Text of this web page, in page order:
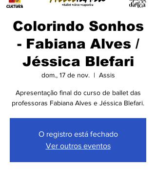
Colorindo Sonhos
- Fabiana Alves /
Jéssica Blefari
dom., 17 de nov.
  |
Assis
Apresentação final do curso de ballet das
professoras Fabiana Alves e Jéssica Blefari.
O registro está fechado
Ver outros eventos